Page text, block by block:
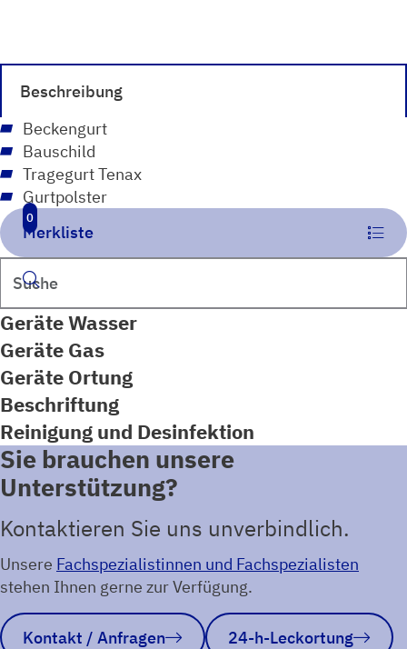
Merkliste
0
Suchen
Geräte Wasser
Geräte Gas
Geräte Ortung
Beschriftung
Reinigung und Desinfektion
Beschreibung
Beckengurt
Bauschild
Tragegurt Tenax
Gurtpolster
Sie brauchen unsere
Unterstützung?
Kontaktieren Sie uns unverbindlich.
Unsere Fachspezialistinnen und Fachspezialisten
stehen Ihnen gerne zur Verfügung.
Kontakt / Anfragen 24-h-Leckortung